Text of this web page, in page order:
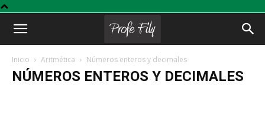
Profe
Inicio Aritmética Números enteros y decimales
NÚMEROS ENTEROS Y DECIMALES